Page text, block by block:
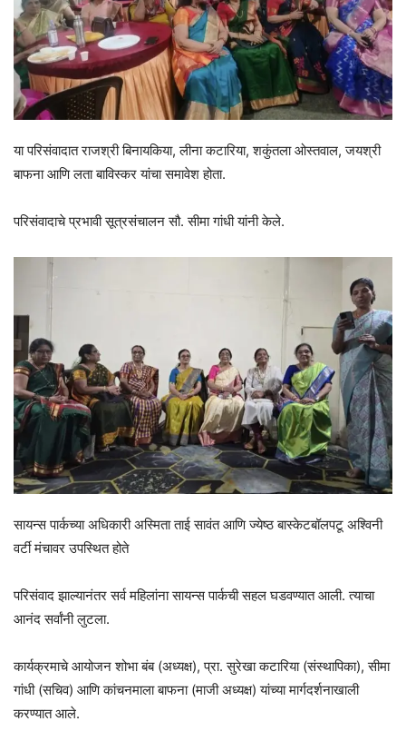
या परिसंवादात राजश्री बिनायकिया, लीना कटारिया, शकुंतला ओस्तवाल, जयश्री
बाफना आणि लता बाविस्कर यांचा समावेश होता.
परिसंवादाचे प्रभावी सूत्रसंचालन सौ. सीमा गांधी यांनी केले.
सायन्स पार्कच्या अधिकारी अस्मिता ताई सावंत आणि ज्येष्ठ बास्केटबॉलपटू अश्विनी
वर्टी मंचावर उपस्थित होते
परिसंवाद झाल्यानंतर सर्व महिलांना सायन्स पार्कची सहल घडवण्यात आली. त्याचा
आनंद सर्वांनी लुटला.
कार्यक्रमाचे आयोजन शोभा बंब (अध्यक्ष), प्रा. सुरेखा कटारिया (संस्थापिका), सीमा
गांधी (सचिव) आणि कांचनमाला बाफना (माजी अध्यक्ष) यांच्या मार्गदर्शनाखाली
करण्यात आले.